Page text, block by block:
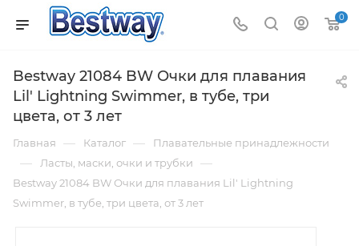
0
Bestway 21084 BW Очки для плавания
Lil' Lightning Swimmer, в тубе, три
цвета, от 3 лет
Главная — Каталог — Плавательные принадлежности
— Ласты, маски, очки и трубки —
Bestway 21084 BW Очки для плавания Lil' Lightning
Swimmer, в тубе, три цвета, от 3 лет